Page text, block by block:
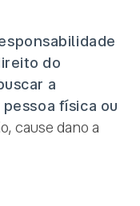
do
a
física ou
cause dano a